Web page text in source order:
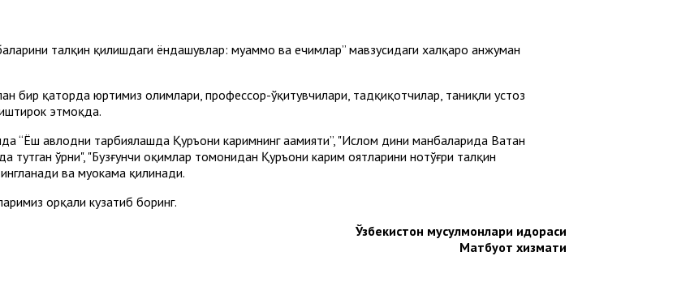
талқин қилишдаги ёндашувлар: муаммо ва ечимлар” мавзусидаги халқаро анжуман
бир қаторда юртимиз олимлари, профессор-ўқитувчилари, тадқиқотчилар, таниқли устоз
этмоқда.
“Ёш авлодни тарбиялашда Қуръони каримнинг аҳамияти”, "Ислом дини манбаларида Ватан
ўрни", "Бузғунчи оқимлар томонидан Қуръони карим оятларини нотўғри талқин
ва муҳокама қилинади.
орқали кузатиб боринг.
Ўзбекистон мусулмонлари идораси
Матбуот хизмати